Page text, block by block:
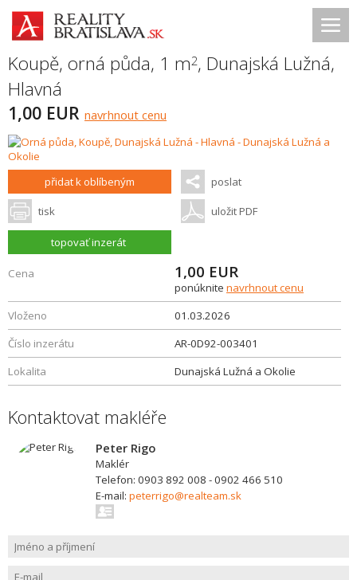
Koupě, orná půda, 1 m2, Dunajská Lužná,
Hlavná
1,00 EUR navrhnout cenu
přidat k oblíbeným poslat
tisk uložit PDF
topovať inzerát
Cena 1,00 EUR
ponúknite navrhnout cenu
Vloženo
01.03.2026
Číslo inzerátu
AR-0D92-003401
Lokalita
Dunajská Lužná a Okolie
Kontaktovat makléře
Peter Rigo
Maklér
Telefon: 0903 892 008 - 0902 466 510
E-mail: peterrigo@realteam.sk